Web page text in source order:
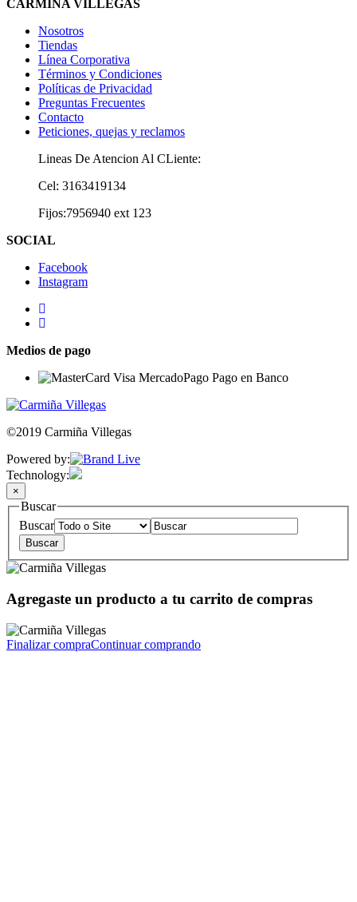
CARMIÑA VILLEGAS
Nosotros
Tiendas
Línea Corporativa
Términos y Condiciones
Políticas de Privacidad
Preguntas Frecuentes
Contacto
Peticiones, quejas y reclamos
Lineas De Atencion Al CLiente:
Cel: 3163419134
Fijos:7956940 ext 123
SOCIAL
Facebook
Instagram
Medios de pago
©2019 Carmiña Villegas
Powered by:
Technology:
×
Buscar
Buscar
Agregaste un producto a tu carrito de compras
Finalizar compraContinuar comprando